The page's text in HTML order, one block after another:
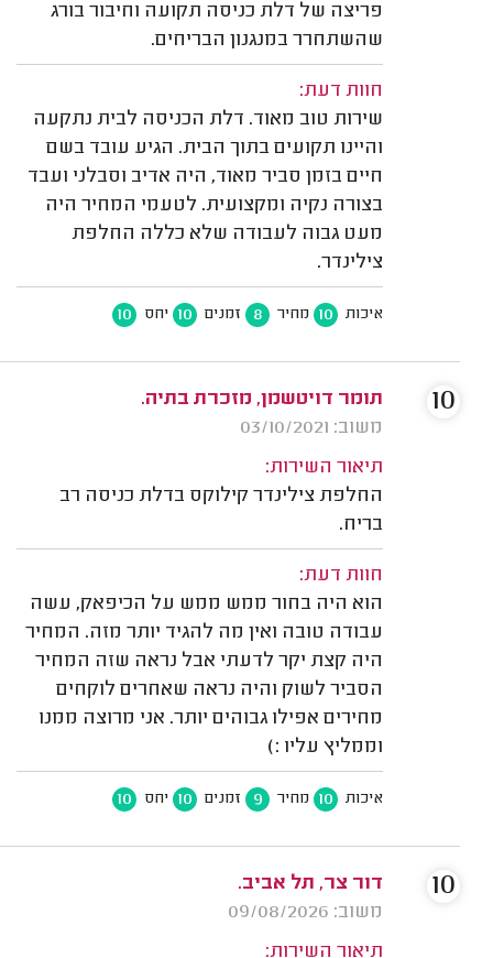
פריצה של דלת כניסה תקועה וחיבור בורג
שהשתחרר במנגנון הבריחים.
חוות דעת:
שירות טוב מאוד. דלת הכניסה לבית נתקעה
והיינו תקועים בתוך הבית. הגיע עובד בשם
חיים בזמן סביר מאוד, היה אדיב וסבלני ועבד
בצורה נקיה ומקצועית. לטעמי המחיר היה
מעט גבוה לעבודה שלא כללה החלפת
צילינדר.
איכות 10 מחיר 8 זמנים 10 יחס 10
תומר דויטשמן, מזכרת בתיה.
משוב: 03/10/2021
תיאור השירות:
החלפת צילינדר קילוקס בדלת כניסה רב
בריח.
חוות דעת:
הוא היה בחור ממש ממש על הכיפאק, עשה
עבודה טובה ואין מה להגיד יותר מזה. המחיר
היה קצת יקר לדעתי אבל נראה שזה המחיר
הסביר לשוק והיה נראה שאחרים לוקחים
מחירים אפילו גבוהים יותר. אני מרוצה ממנו
וממליץ עליו :)
איכות 10 מחיר 9 זמנים 10 יחס 10
10
דור צר, תל אביב.
משוב: 09/08/2026
תיאור השירות:
10